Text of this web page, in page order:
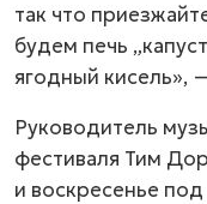
так что
будем печь
ягодный кисель»,
Руководитель
фестиваля Тим
и воскресенье